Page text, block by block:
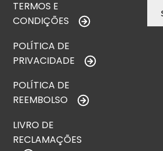
TERMOS E
CONDIÇÕES
POLÍTICA DE
PRIVACIDADE
POLÍTICA DE
REEMBOLSO
LIVRO DE
RECLAMAÇÕES